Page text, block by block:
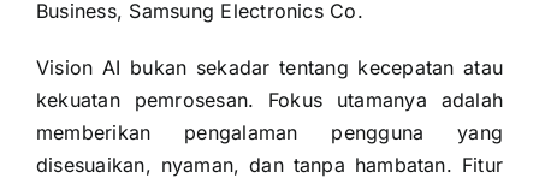
Business, Samsung Electronics Co.
Vision AI bukan sekadar tentang kecepatan atau
kekuatan pemrosesan. Fokus utamanya adalah
memberikan pengalaman pengguna yang
disesuaikan, nyaman, dan tanpa hambatan. Fitur